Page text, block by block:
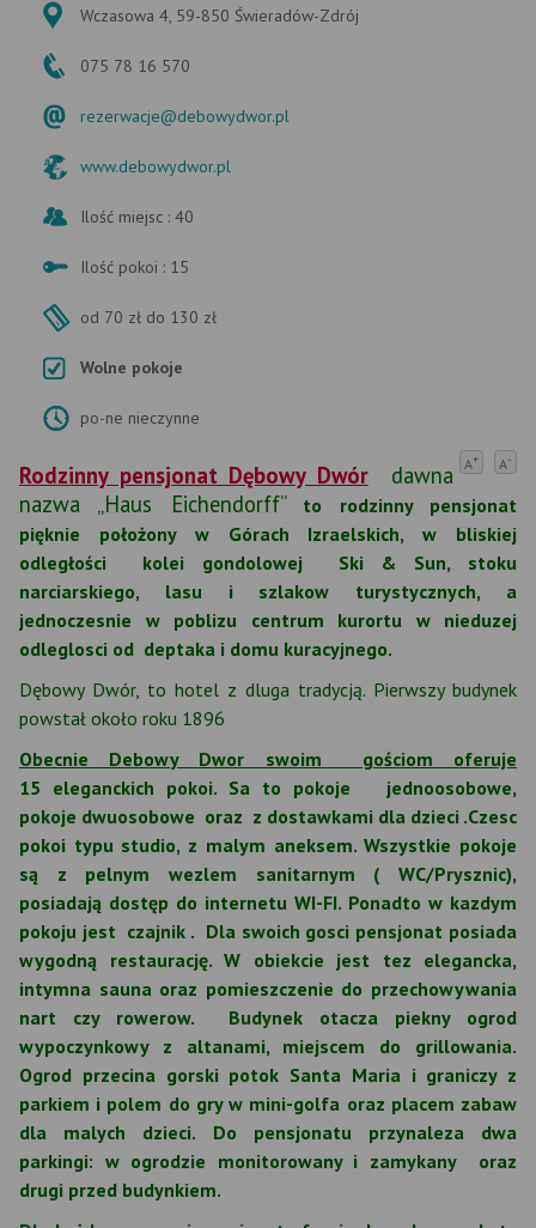
Wczasowa 4, 59-850 Świeradów-Zdrój
075 78 16 570
rezerwacje@debowydwor.pl
www.debowydwor.pl
Ilość miejsc : 40
Ilość pokoi : 15
od 70 zł do 130 zł
Wolne pokoje
po-ne nieczynne
A+ A-
Rodzinny pensjonat Dębowy Dwór
dawna
nazwa „Haus Eichendorff”
to rodzinny pensjonat
pięknie położony w Górach Izraelskich, w bliskiej
odległości kolei gondolowej Ski & Sun, stoku
narciarskiego, lasu i szlakow turystycznych, a
jednoczesnie w poblizu centrum kurortu w nieduzej
odleglosci od deptaka i domu kuracyjnego.
Dębowy Dwór, to hotel z dluga tradycją. Pierwszy budynek
powstał około roku 1896
Obecnie Debowy Dwor swoim gościom oferuje
15 eleganckich pokoi. Sa to pokoje jednoosobowe,
pokoje dwuosobowe oraz z dostawkami dla dzieci .Czesc
pokoi typu studio, z malym aneksem. Wszystkie pokoje
są z pelnym wezlem sanitarnym ( WC/Prysznic),
posiadają dostęp do internetu WI-FI. Ponadto w kazdym
pokoju jest czajnik . Dla swoich gosci pensjonat posiada
wygodną restaurację. W obiekcie jest tez elegancka,
intymna sauna oraz pomieszczenie do przechowywania
nart czy rowerow. Budynek otacza piekny ogrod
wypoczynkowy z altanami, miejscem do grillowania.
Ogrod przecina gorski potok Santa Maria i graniczy z
parkiem i polem do gry w mini-golfa oraz placem zabaw
dla malych dzieci. Do pensjonatu przynaleza dwa
parkingi: w ogrodzie monitorowany i zamykany oraz
drugi przed budynkiem.